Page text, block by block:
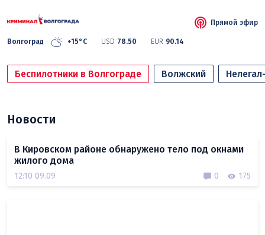
Волгоград +15°C USD 78.50 EUR 90.14
Прямой эфир
Беспилотники в Волгограде Волжский
Новости
В Кировском районе обнаружено тело под окнами
жилого дома
12:10 09.09 0 175